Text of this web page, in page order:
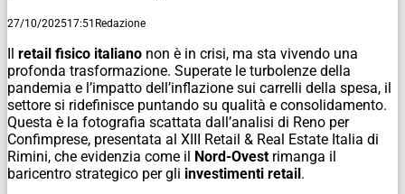
27/10/202517:51 Redazione
Il retail fisico italiano non è in crisi, ma sta vivendo una
profonda trasformazione. Superate le turbolenze della
pandemia e l’impatto dell’inflazione sui carrelli della spesa, il
settore si ridefinisce puntando su qualità e consolidamento.
Questa è la fotografia scattata dall’analisi di Reno per
Confimprese, presentata al XIII Retail & Real Estate Italia di
Rimini, che evidenzia come il Nord-Ovest rimanga il
baricentro strategico per gli investimenti retail.